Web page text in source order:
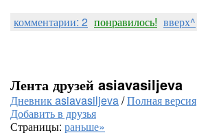
комментарии: 2 понравилось! вверх^
Лента друзей asiavasiljeva
Дневник asiavasiljeva/Полная версия
Добавить в друзья
Страницы: раньше»